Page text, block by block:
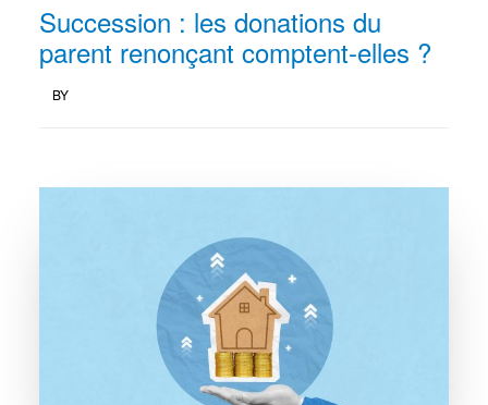
Succession : les donations du
parent renonçant comptent-elles ?
BY